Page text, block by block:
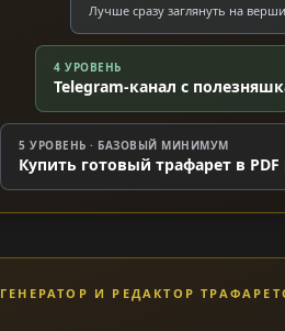
Лучше сразу заглянуть на
4 УРОВЕНЬ
Telegram-канал с
5 УРОВЕНЬ · БАЗОВЫЙ МИНИМУМ
Купить готовый трафарет в
ГЕНЕРАТОР И РЕДАКТОР